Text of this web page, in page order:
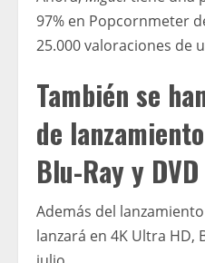
97% en Popcornmeter
25.000 valoraciones de
También se
de
Blu-Ray y
Además del
lanzará en 4K Ultra HD,